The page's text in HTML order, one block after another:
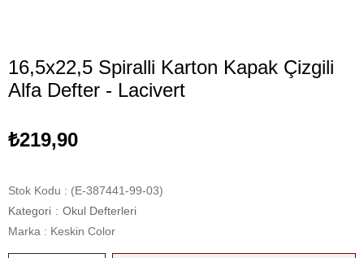
16,5x22,5 Spiralli Karton Kapak Çizgili
Alfa Defter - Lacivert
₺219,90
Stok Kodu
(E-387441-99-03)
Kategori : Okul Defterleri
Marka : Keskin Color